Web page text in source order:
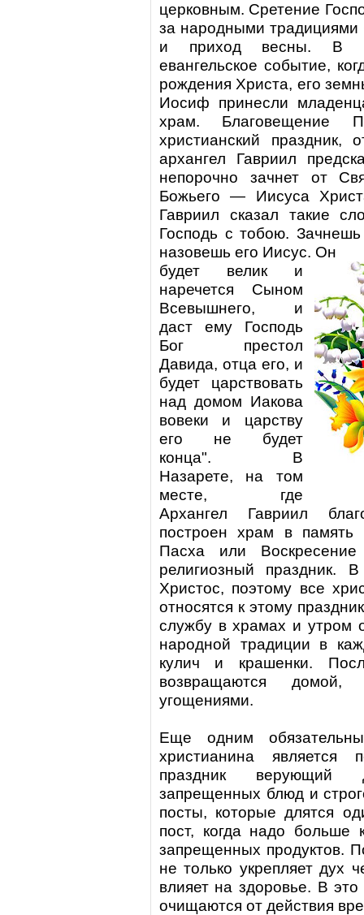
церковным. Сретение
за народными
и приход весны. В
евангельское событие,
рождения Христа, его
Иосиф принесли
храм. Благовещение
христианский праздник,
архангел Гавриил
непорочно зачнет от
Божьего — Иисуса
Гавриил сказал такие
Господь с тобою.
назовешь его Иисус. Он
будет велик и
наречется Сыном
Всевышнего, и
даст ему Господь
Бог престол
Давида, отца его, и
будет царствовать
над домом Иакова
вовеки и царству
его не будет
конца". В
Назарете, на том
месте, где
Архангел Гавриил
построен храм в память
Пасха или
религиозный праздник. В
Христос, поэтому все
относятся к этому
службу в храмах и утром
народной традиции в
кулич и крашенки.
возвращаются
угощениями.
Еще одним
христианина является
праздникверующий
запрещенных блюд и
посты, которые длятся
пост, когда надо больше
запрещенных продуктов.
не только укрепляет дух
влияет на здоровье. В
очищаются от действия